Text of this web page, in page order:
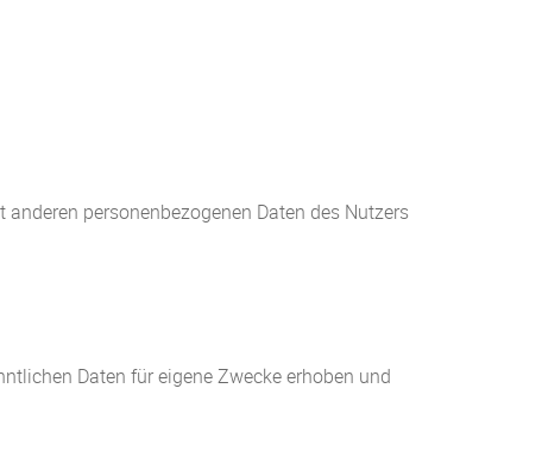
personenbezogenen Daten des Nutzers
Daten für eigene Zwecke erhoben und